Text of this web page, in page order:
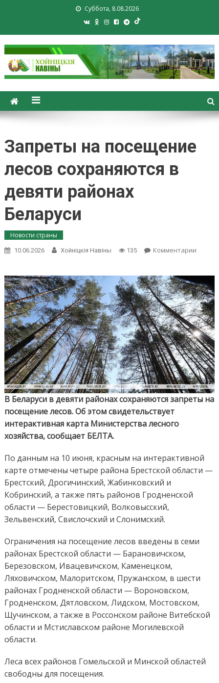
Суббота, 8.08.2026
Хойники. Хойнiцкiя навiны.
Новости Хойник. Районная
Запреты на посещение
лесов сохраняются в
девяти районах
Беларуси
Новости страны
10.06.2026 Хойнiцкiя Навiны 135 Комментарииon
лесов
в
девяти
В Беларуси в девяти районах сохраняются запреты на
посещение лесов. Об этом свидетельствует
интерактивная карта Министерства лесного
хозяйства, сообщает БЕЛТА.
По данным на 10 июня, красным на интерактивной
карте отмечены четыре района Брестской области —
Брестский, Дрогичинский, Жабинковский и
Кобринский, а также пять районов Гродненской
области — Берестовицкий, Волковысский,
Зельвенский, Свислочский и Слонимский.
Ограничения на посещение лесов введены в семи
районах Брестской области — Барановичском,
Березовском, Ивацевичском, Каменецком,
Ляховичском, Малоритском, Пружанском, в шести
районах Гродненской области — Вороновском,
Гродненском, Дятловском, Лидском, Мостовском,
Щучинском, а также в Россонском районе Витебской
области и Мстиславском районе Могилевской
области.
Леса всех районов Гомельской и Минской областей
свободны для посещения.